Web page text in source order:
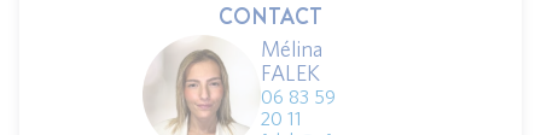
CONTACT
Mélina
FALEK
06 83 59
20 11